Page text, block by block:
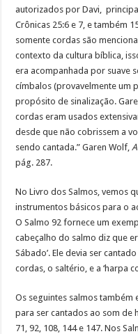
autorizados por Davi,
Crônicas 25:6 e 7, e também
somente cordas são
contexto da cultura bíblica,
era acompanhada por suave
címbalos (provavelmente um
propósito de sinalização.
cordas eram usados
desde que não cobrissem a
sendo cantada.” Garen Wolf,
pág. 287.
No Livro dos Salmos, vemos
instrumentos básicos para o
O Salmo 92 fornece um
cabeçalho do salmo diz que
Sábado’. Ele devia ser
cordas, o saltério, e a ‘harpa
Os seguintes salmos também
para ser cantados ao som de
71, 92, 108, 144 e 147. Nos